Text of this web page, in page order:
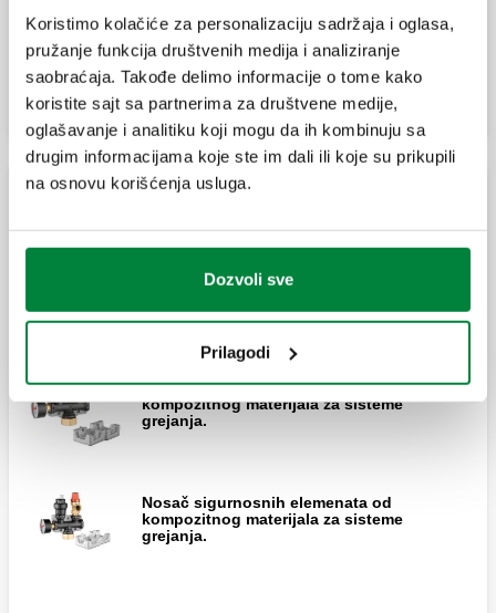
Koristimo kolačiće za personalizaciju sadržaja i oglasa,
pružanje funkcija društvenih medija i analiziranje
saobraćaja. Takođe delimo informacije o tome kako
koristite sajt sa partnerima za društvene medije,
oglašavanje i analitiku koji mogu da ih kombinuju sa
drugim informacijama koje ste im dali ili koje su prikupili
na osnovu korišćenja usluga.
Dozvoli sve
Prilagodi
Držač instrumenata za sisteme za grejanje.
Nosač sigurnosnih elemenata od
kompozitnog materijala za sisteme
Nosač sigurnosnih elemenata od
kompozitnog materijala za sisteme
grejanja.
Nosač sigurnosnih elemenata od
kompozitnog materijala za sisteme
grejanja.